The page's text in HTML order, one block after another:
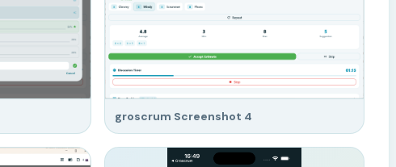
groscrum Screenshot 4